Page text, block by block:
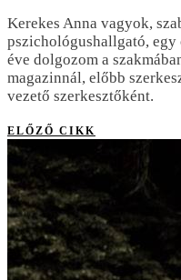
Kerekes Anna vagyok,
pszichológushallgató,
éve dolgozom a
magazinnál, előbb
vezető szerkesztőként.
ELŐZŐ CIKK